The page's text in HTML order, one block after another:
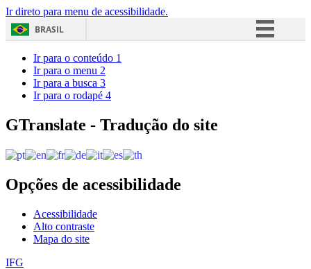
Ir direto para menu de acessibilidade.
BRASIL
Acesso à informação
Ir para o conteúdo 1
Ir para o menu 2
Ir para a busca 3
Ir para o rodapé 4
GTranslate - Tradução do site
Opções de acessibilidade
Acessibilidade
Alto contraste
Mapa do site
IFG